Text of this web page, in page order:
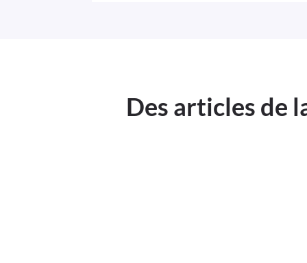
Des articles de